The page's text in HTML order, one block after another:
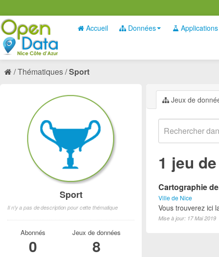
Accueil Données Applications
Thématiques Sport
Jeux de
1 jeu
Cartographie
Ville de Nice
Vous trouverez ici
Mise à jour: 17 Mai 2019
Sport
Il n'y a pas de description pour cette thématique
Abonnés
0
Jeux de données
8